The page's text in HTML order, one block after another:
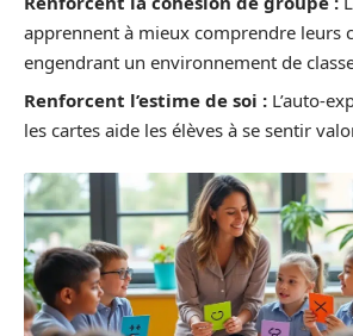
apprennent à mieux comprendre leurs
engendrant un environnement de
Renforcent l’estime de soi : L’auto-
les cartes aide les élèves à se sentir